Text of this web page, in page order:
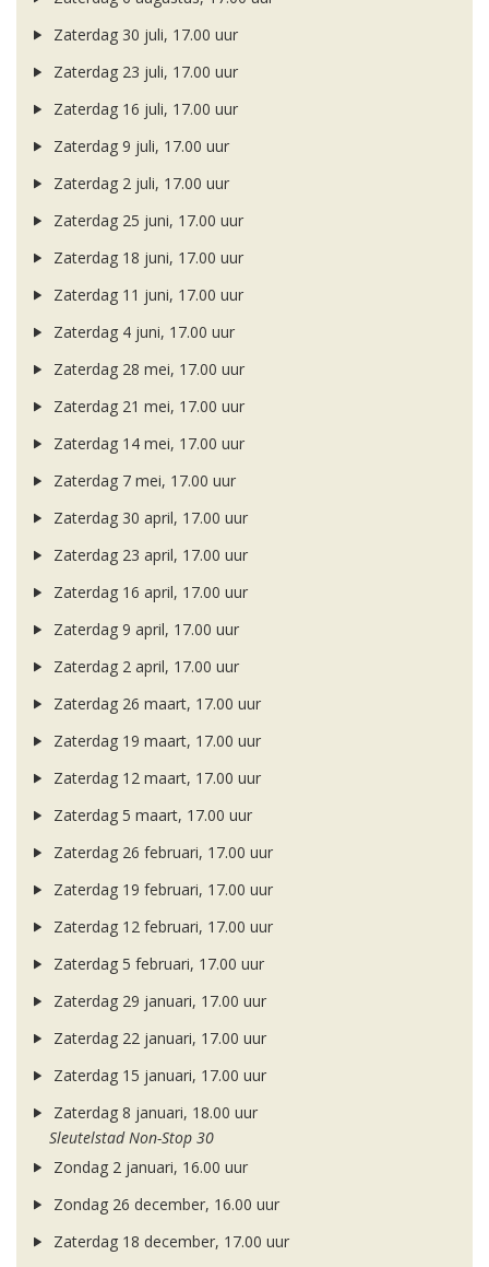
Zaterdag 30 juli, 17.00 uur
Zaterdag 23 juli, 17.00 uur
Zaterdag 16 juli, 17.00 uur
Zaterdag 9 juli, 17.00 uur
Zaterdag 2 juli, 17.00 uur
Zaterdag 25 juni, 17.00 uur
Zaterdag 18 juni, 17.00 uur
Zaterdag 11 juni, 17.00 uur
Zaterdag 4 juni, 17.00 uur
Zaterdag 28 mei, 17.00 uur
Zaterdag 21 mei, 17.00 uur
Zaterdag 14 mei, 17.00 uur
Zaterdag 7 mei, 17.00 uur
Zaterdag 30 april, 17.00 uur
Zaterdag 23 april, 17.00 uur
Zaterdag 16 april, 17.00 uur
Zaterdag 9 april, 17.00 uur
Zaterdag 2 april, 17.00 uur
Zaterdag 26 maart, 17.00 uur
Zaterdag 19 maart, 17.00 uur
Zaterdag 12 maart, 17.00 uur
Zaterdag 5 maart, 17.00 uur
Zaterdag 26 februari, 17.00 uur
Zaterdag 19 februari, 17.00 uur
Zaterdag 12 februari, 17.00 uur
Zaterdag 5 februari, 17.00 uur
Zaterdag 29 januari, 17.00 uur
Zaterdag 22 januari, 17.00 uur
Zaterdag 15 januari, 17.00 uur
Zaterdag 8 januari, 18.00 uur
Sleutelstad Non-Stop 30
Zondag 2 januari, 16.00 uur
Zondag 26 december, 16.00 uur
Zaterdag 18 december, 17.00 uur